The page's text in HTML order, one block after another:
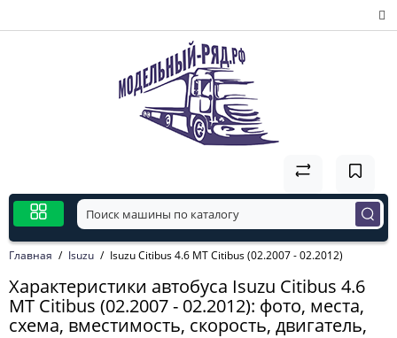
Главная Isuzu Isuzu Citibus 4.6 MT Citibus (02.2007 - 02.2012)
Характеристики автобуса Isuzu Citibus 4.6
MT Citibus (02.2007 - 02.2012): фото, места,
схема, вместимость, скорость, двигатель,